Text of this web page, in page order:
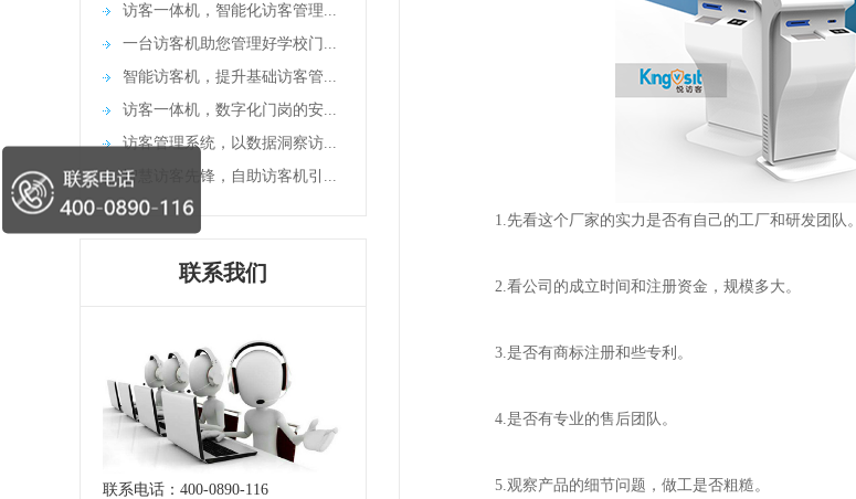
访客一体机，智能化访客管理...
一台访客机助您管理好学校门...
智能访客机，提升基础访客管...
访客一体机，数字化门岗的安...
访客管理系统，以数据洞察访...
智慧访客先锋，自助访客机引...
联系我们
联系电话：400-0890-116
1.先看这个厂家的实力是否有自己的工厂和研发团队。
2.看公司的成立时间和注册资金，规模多大。
3.是否有商标注册和些专利。
4.是否有专业的售后团队。
5.观察产品的细节问题，做工是否粗糙。